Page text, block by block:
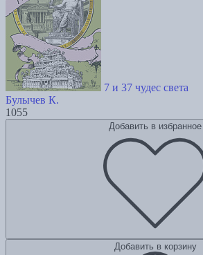
7 и 37 чудес света
Булычев К.
1055
Добавить в избранное
Добавить в корзину